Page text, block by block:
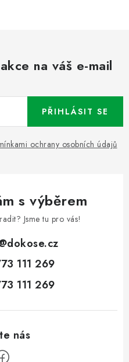
na váš e-mail
ochrany osobních údajů
PŘIHLÁSIT SE
s výběrem
Jsme tu pro vás!
dokose.cz
111 269
111 269